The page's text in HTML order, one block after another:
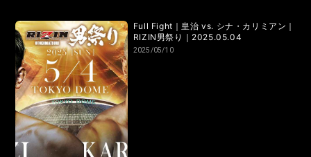
RIZIN.48 RIZIN.47 RIZIN.46
RIZIN.44 RIZIN.43
RIZIN.40 RIZIN.39
RIZIN.36 RIZIN.35
Full Fight｜皇治 vs. シナ・カリミアン｜
RIZIN男祭り｜2025.05.04
2025/05/10